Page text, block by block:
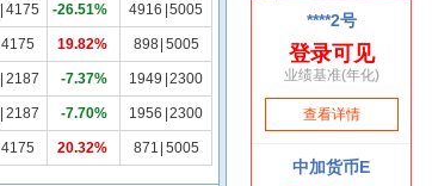
4175 -26.51% 4916 5005
4175 19.82% 898 5005
2187 -7.37% 1949 2300
2187 -7.70% 1956 2300
4175 20.32% 871 5005